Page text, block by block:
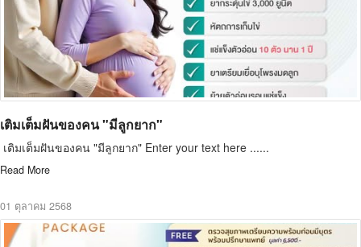
เติมเต็มฝันของคน "มีลูกยาก"
เติมเต็มฝันของคน "มีลูกยาก" Enter your text here ......
Read More
01 ตุลาคม 2568